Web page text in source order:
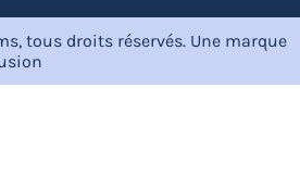
tous droits réservés. Une marque